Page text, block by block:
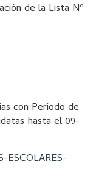
de la Lista Nº
con Período de
hasta el 09-
ESCOLARES-